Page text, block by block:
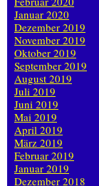
Januar 2020
Dezember 2019
November 2019
Oktober 2019
September 2019
August 2019
Juli 2019
Juni 2019
Mai 2019
April 2019
März 2019
Februar 2019
Januar 2019
Dezember 2018